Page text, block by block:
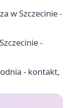
w Szczecinie -
-
- kontakt,